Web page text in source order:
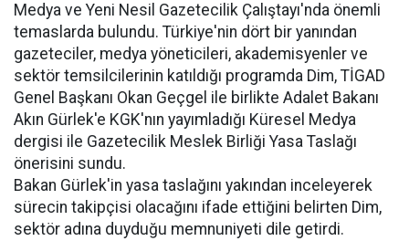
Medya ve Yeni Nesil Gazetecilik Çalıştayı'nda önemli
temaslarda bulundu. Türkiye'nin dört bir yanından
gazeteciler, medya yöneticileri, akademisyenler ve
sektör temsilcilerinin katıldığı programda Dim, TİGAD
Genel Başkanı Okan Geçgel ile birlikte Adalet Bakanı
Akın Gürlek'e KGK'nın yayımladığı Küresel Medya
dergisi ile Gazetecilik Meslek Birliği Yasa Taslağı
önerisini sundu.
Bakan Gürlek'in yasa taslağını yakından inceleyerek
sürecin takipçisi olacağını ifade ettiğini belirten Dim,
sektör adına duyduğu memnuniyeti dile getirdi.